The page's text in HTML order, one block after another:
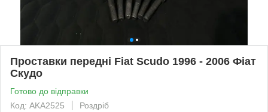
Проставки передні Fiat Scudo 1996 - 2006 Фіат
Скудо
Готово до відправки
Код: AKA2525
Роздріб